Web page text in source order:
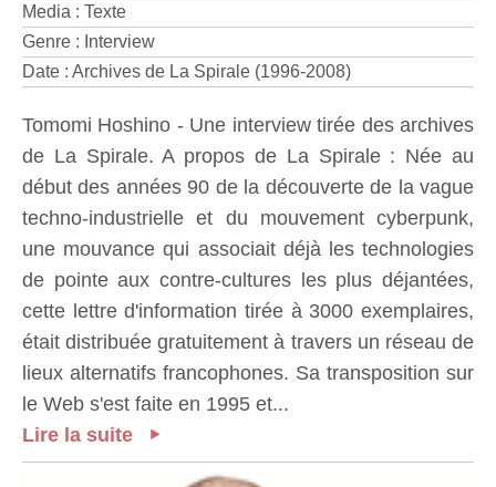
Media : Texte
Genre : Interview
Date : Archives de La Spirale (1996-2008)
Tomomi Hoshino - Une interview tirée des archives
de La Spirale. A propos de La Spirale : Née au
début des années 90 de la découverte de la vague
techno-industrielle et du mouvement cyberpunk,
une mouvance qui associait déjà les technologies
de pointe aux contre-cultures les plus déjantées,
cette lettre d'information tirée à 3000 exemplaires,
était distribuée gratuitement à travers un réseau de
lieux alternatifs francophones. Sa transposition sur
le Web s'est faite en 1995 et...
Lire la suite